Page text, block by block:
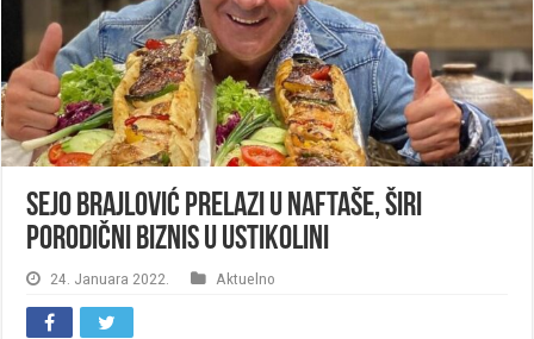
Sejo Brajlović prelazi u naftaše, širi
porodični biznis u Ustikolini
24. Januara 2022. Aktuelno